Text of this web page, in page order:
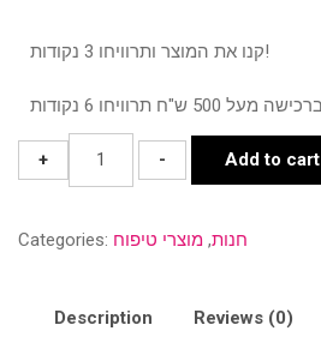
קנו את המוצר ותרוויחו 3 נקודות!
+
EVERLASTING
NO.5
אודם
מט
- Add to cart
Categories: חנות, מוצרי טיפוח
Description Reviews (0)